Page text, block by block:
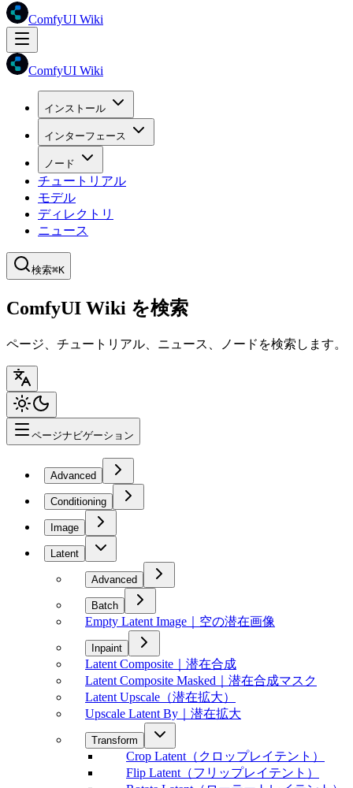
ComfyUI Wiki
ComfyUI Wiki
インストール
インターフェース
ノード
チュートリアル
モデル
ディレクトリ
ニュース
検索⌘K
ComfyUI Wiki を検索
ページ、チュートリアル、ニュース、ノードを検索します。
ページナビゲーション
Advanced
Conditioning
Image
Latent
Advanced
Batch
Empty Latent Image｜空の潜在画像
Inpaint
Latent Composite｜潜在合成
Latent Composite Masked｜潜在合成マスク
Latent Upscale（潜在拡大）
Upscale Latent By｜潜在拡大
Transform
Crop Latent（クロップレイテント）
Flip Latent（フリップレイテント）